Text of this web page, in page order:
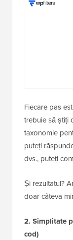
Fiecare pas
trebuie să știți
taxonomie
puteți
dvs., puteți
Și rezultatul?
doar câteva
2. Simplitate
cod)